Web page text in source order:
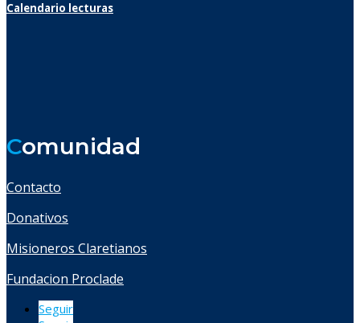
Calendario lecturas
Comunidad
Contacto
Donativos
Misioneros Claretianos
Fundacion Proclade
Seguir